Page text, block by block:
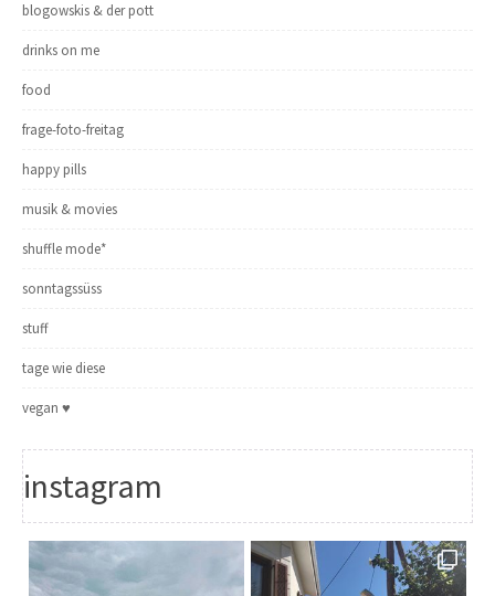
blogowskis & der pott
drinks on me
food
frage-foto-freitag
happy pills
musik & movies
shuffle mode*
sonntagssüss
stuff
tage wie diese
vegan ♥
instagram